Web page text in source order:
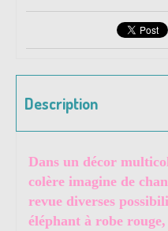
Description
Dans un décor
colère imagine de
revue diverses
éléphant à robe